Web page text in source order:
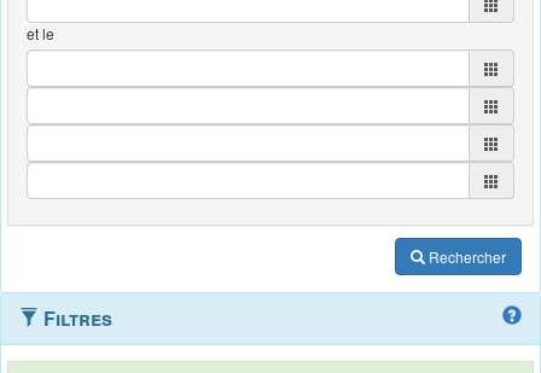
et le
Rechercher
Filtres